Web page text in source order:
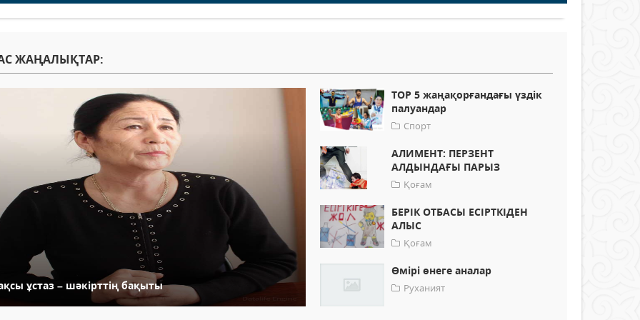
ЖАҢАЛЫҚТАР:
ұстаз – шәкірттің бақыты
TOP 5 жаңақорғандағы үздік
палуандар
Спорт
АЛИМЕНТ: ПЕРЗЕНТ
АЛДЫНДАҒЫ ПАРЫЗ
Қоғам
БЕРІК ОТБАСЫ ЕСІРТКІДЕН
АЛЫС
Қоғам
Өмірі өнеге аналар
Руханият